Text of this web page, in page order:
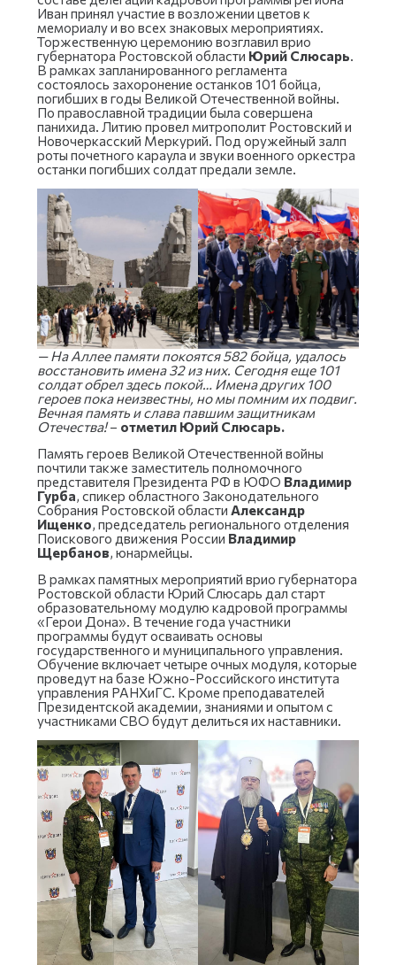
Иван принял участие в возложении цветов к
мемориалу и во всех знаковых мероприятиях.
Торжественную церемонию возглавил врио
губернатора Ростовской области Юрий Слюсарь.
В рамках запланированного регламента
состоялось захоронение останков 101 бойца,
погибших в годы Великой Отечественной войны.
По православной традиции была совершена
панихида. Литию провел митрополит Ростовский и
Новочеркасский Меркурий. Под оружейный залп
роты почетного караула и звуки военного оркестра
останки погибших солдат предали земле.
— На Аллее памяти покоятся 582 бойца, удалось
восстановить имена 32 из них. Сегодня еще 101
солдат обрел здесь покой… Имена других 100
героев пока неизвестны, но мы помним их подвиг.
Вечная память и слава павшим защитникам
Отечества!– отметил Юрий Слюсарь.
Память героев Великой Отечественной войны
почтили также заместитель полномочного
представителя Президента РФ в ЮФО Владимир
Гурба, спикер областного Законодательного
Собрания Ростовской области Александр
Ищенко, председатель регионального отделения
Поискового движения России Владимир
Щербанов, юнармейцы.
В рамках памятных мероприятий врио губернатора
Ростовской области Юрий Слюсарь дал старт
образовательному модулю кадровой программы
«Герои Дона». В течение года участники
программы будут осваивать основы
государственного и муниципального управления.
Обучение включает четыре очных модуля, которые
проведут на базе Южно-Российского института
управления РАНХиГС. Кроме преподавателей
Президентской академии, знаниями и опытом с
участниками СВО будут делиться их наставники.